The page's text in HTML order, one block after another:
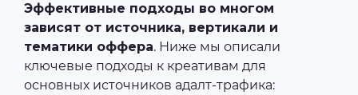
Эффективные подходы во многом
зависят от источника, вертикали и
тематики оффера. Ниже мы описали
ключевые подходы к креативам для
основных источников адалт-трафика: